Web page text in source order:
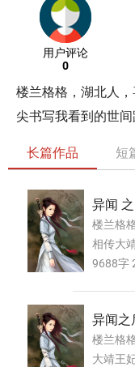
用户评论
0
楼兰格格，湖北人
尖书写我看到的世间
长篇作品 短
异闻
相传大
子收集
异闻之
大靖王